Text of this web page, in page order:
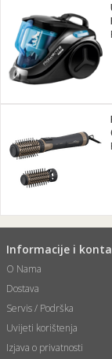
Informacije i
O Nama
Dostava
Servis / Podrška
Uvijeti korištenja
Izjava o privatnosti